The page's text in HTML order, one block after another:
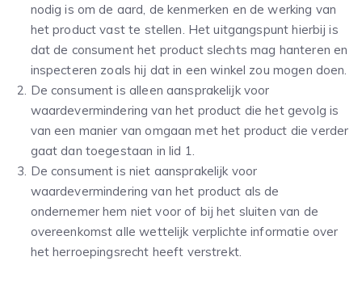
nodig is om de aard, de kenmerken en de werking van
het product vast te stellen. Het uitgangspunt hierbij is
dat de consument het product slechts mag hanteren en
inspecteren zoals hij dat in een winkel zou mogen doen.
De consument is alleen aansprakelijk voor
waardevermindering van het product die het gevolg is
van een manier van omgaan met het product die verder
gaat dan toegestaan in lid 1.
De consument is niet aansprakelijk voor
waardevermindering van het product als de
ondernemer hem niet voor of bij het sluiten van de
overeenkomst alle wettelijk verplichte informatie over
het herroepingsrecht heeft verstrekt.